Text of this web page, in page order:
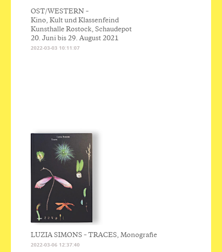
OST/WESTERN –
Kino, Kult und Klassenfeind
Kunsthalle Rostock, Schaudepot
20. Juni bis 29. August 2021
2022-03-03 10:11:07
LUZIA SIMONS – TRACES, Monografie
2022-03-06 12:37:40